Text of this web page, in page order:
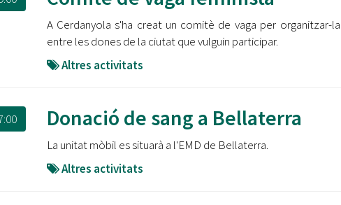
A Cerdanyola s'ha creat un comitè de vaga per organitzar-la
entre les dones de la ciutat que vulguin participar.
Altres activitats
Donació de sang a Bellaterra
La unitat mòbil es situarà a l'EMD de Bellaterra.
Altres activitats